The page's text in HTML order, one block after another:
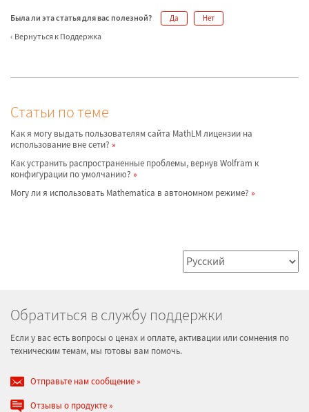
Была ли эта статья для вас полезной? Да Нет
Вернуться к Поддержка
Статьи по теме
Как я могу выдать пользователям сайта MathLM лицензии на
использование вне сети?
Как устранить распространенные проблемы, вернув Wolfram к
конфигурации по умолчанию?
Могу ли я использовать Mathematica в автономном режиме?
Обратиться в службу поддержки
Если у вас есть вопросы о ценах и оплате, активации или сомнения по
техническим темам, мы готовы вам помочь.
Отправьте нам сообщение
Отзывы о продукте